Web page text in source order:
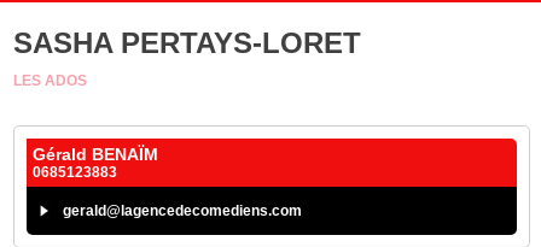
SASHA PERTAYS-LORET
LES ADOS
Gérald BENAÏM
0685123883
gerald@lagencedecomediens.com